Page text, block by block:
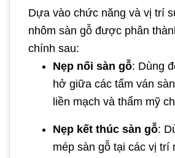
Dựa vào chức năng và vị trí
nhôm sàn gỗ được phân
chính sau:
Nẹp nối sàn gỗ: Dùng
hở giữa các tấm ván
liền mạch và thẩm mỹ
Nẹp kết thúc sàn gỗ:
mép sàn gỗ tại các vị trí